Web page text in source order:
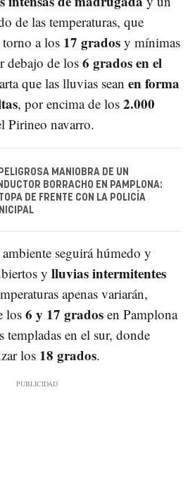
de las temperaturas, que
a los 17 grados y mínimas
debajo de los 6 grados en el
que las lluvias sean en forma
, por encima de los 2.000
Pirineo navarro.
MANIOBRA DE UN
BORRACHO EN PAMPLONA:
DE FRENTE CON LA POLICÍA
seguirá húmedo y
y lluvias intermitentes
apenas variarán,
los 6 y 17 grados en Pamplona
templadas en el sur, donde
los 18 grados.